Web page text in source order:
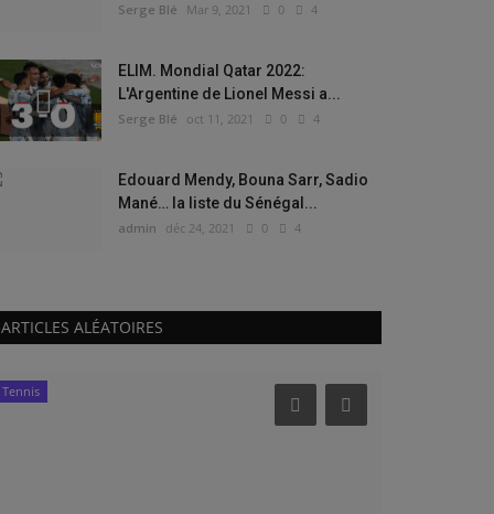
Serge Blé Mar 9, 2021 0 4
ELIM. Mondial Qatar 2022:
L'Argentine de Lionel Messi a...
Serge Blé oct 11, 2021 0 4
Edouard Mendy, Bouna Sarr, Sadio
Mané… la liste du Sénégal...
admin déc 24, 2021 0 4
ARTICLES ALÉATOIRES
Tennis